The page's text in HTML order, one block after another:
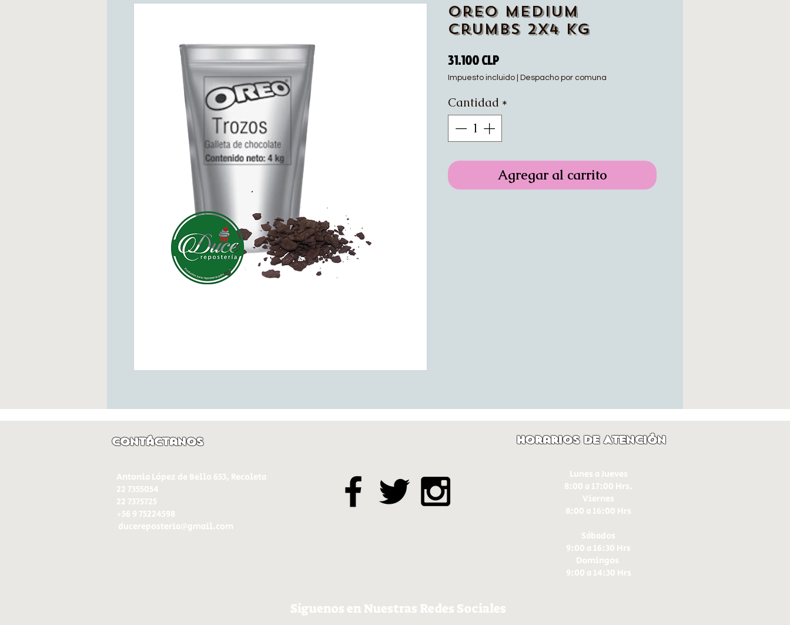
Oreo Medium
Crumbs 2x4 Kg
31.100 CLPPrecio
Impuesto incluido Despacho por comuna
Cantidad *
Agregar al carrito
Contáctanos
Antonia López de Bello 653, Recoleta
22 7355054
22 7375725
+56 9 75224598
ducereposteria@gmail.com
Horarios de Atención
Lunes a Jueves
8:00 a 17:00 Hrs.
Viernes
8:00 a 16:00 Hrs​
Sábados
9:00 a 16:30 Hrs
Domingos
9:00 a 14:30 Hrs
Siguenos en Nuestras Redes Sociales